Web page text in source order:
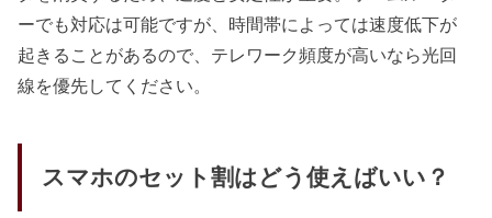
ーでも対応は可能ですが、時間帯によっては速度低下が
起きることがあるので、テレワーク頻度が高いなら光回
線を優先してください。
スマホのセット割はどう使えばいい？